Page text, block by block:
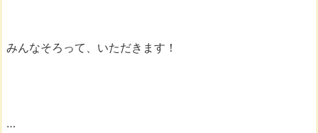
みんなそろって、いただきます！
…